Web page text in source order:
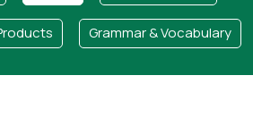
Grammar & Vocabulary